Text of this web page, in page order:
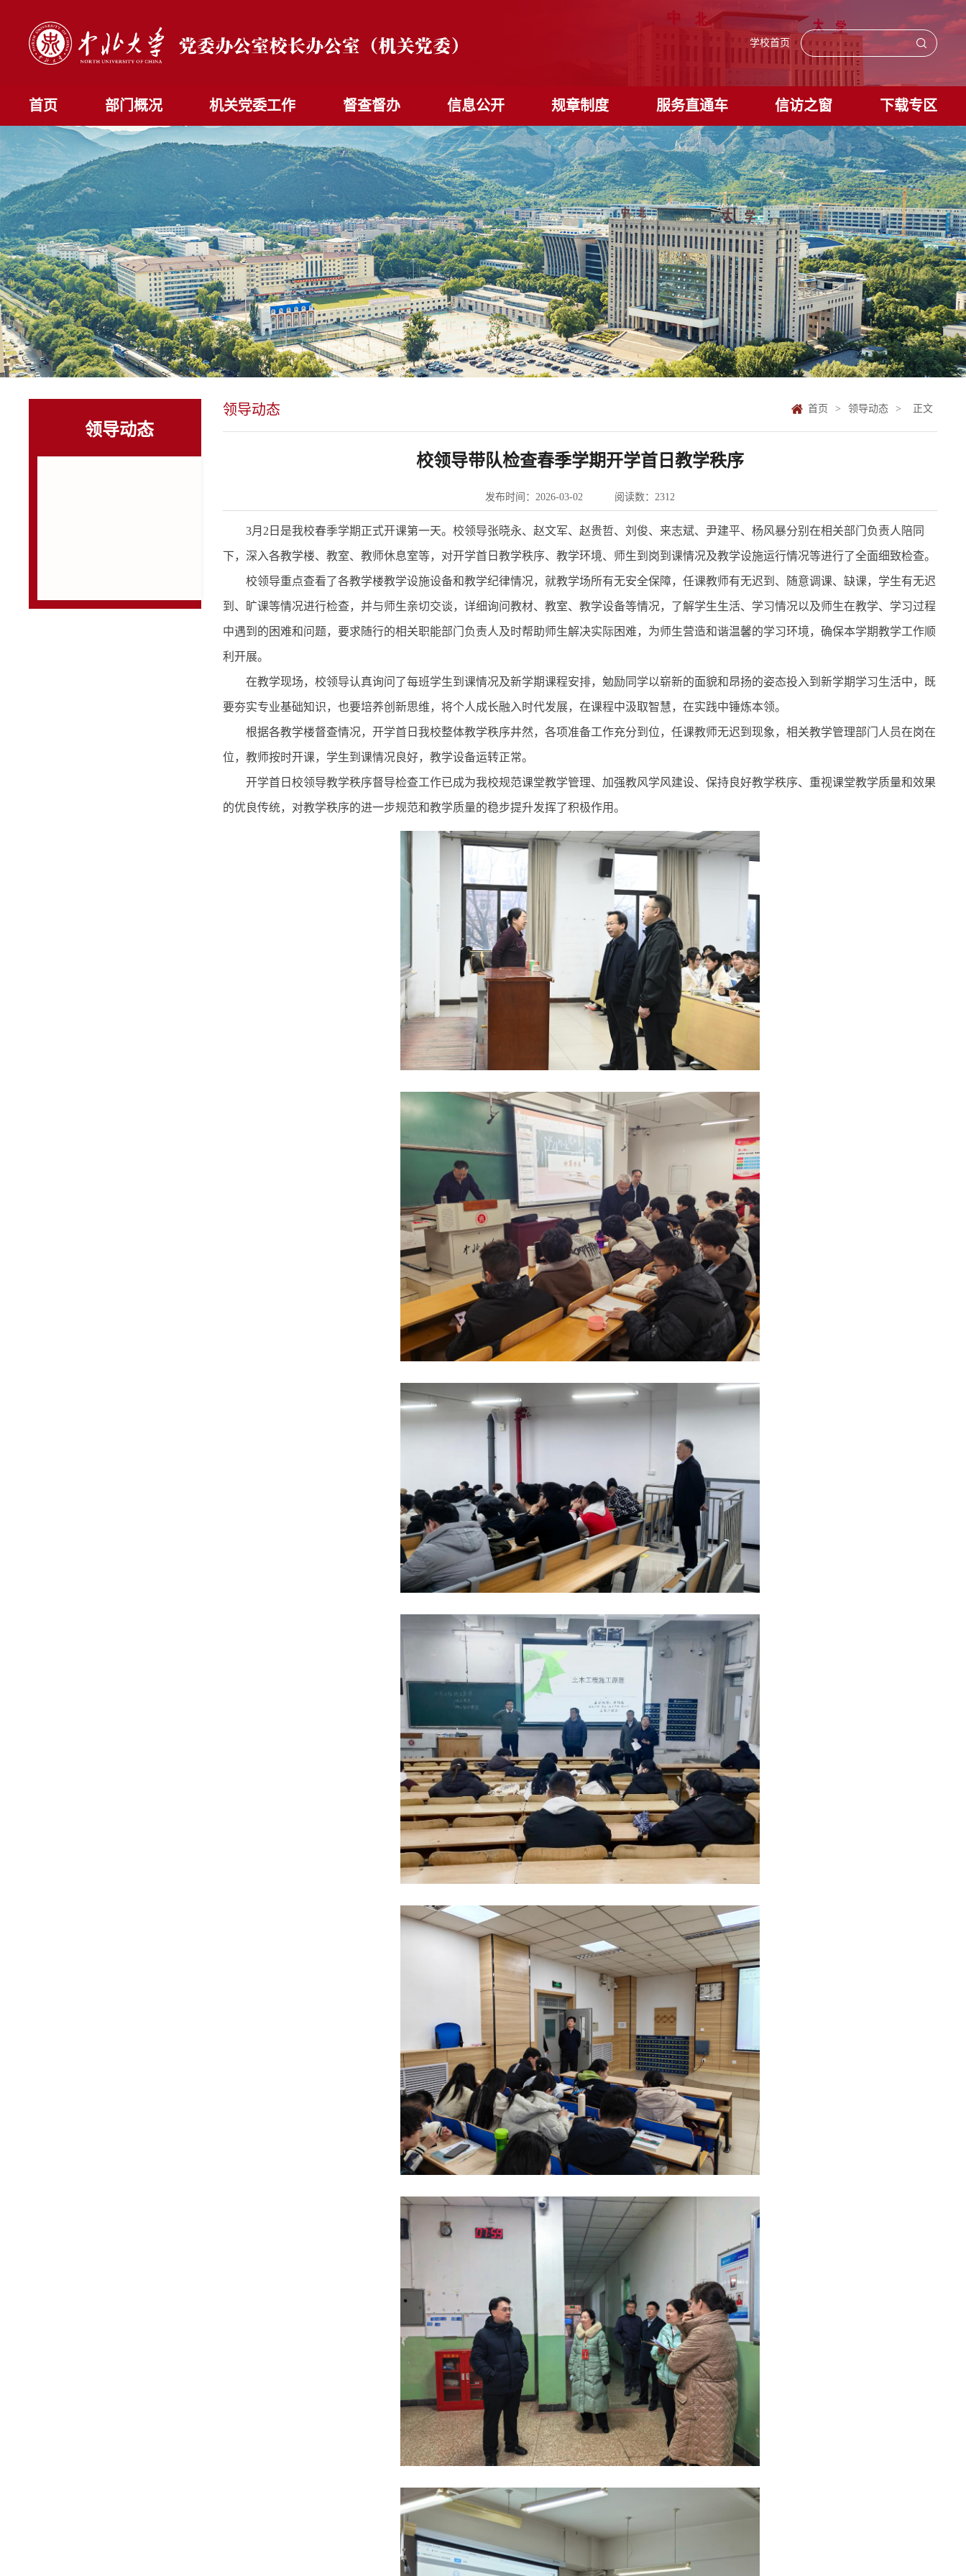
学校首页
首页 部门概况 机关党委工作 督查督办 信息公开 规章制度 服务直通车 信访之窗 下载专区
领导动态
领导动态 首页 > 领导动态 > 正文
校领导带队检查春季学期开学首日教学秩序
发布时间：2026-03-02 阅读数： 2312
3月2日是我校春季学期正式开课第一天。校领导张晓永、赵文军、赵贵哲、刘俊、来志斌、尹建平、杨风暴分别在相关部门负责人陪同
下，深入各教学楼、教室、教师休息室等，对开学首日教学秩序、教学环境、师生到岗到课情况及教学设施运行情况等进行了全面细致检查。
校领导重点查看了各教学楼教学设施设备和教学纪律情况，就教学场所有无安全保障，任课教师有无迟到、随意调课、缺课，学生有无迟
到、旷课等情况进行检查，并与师生亲切交谈，详细询问教材、教室、教学设备等情况，了解学生生活、学习情况以及师生在教学、学习过程
中遇到的困难和问题，要求随行的相关职能部门负责人及时帮助师生解决实际困难，为师生营造和谐温馨的学习环境，确保本学期教学工作顺
利开展。
在教学现场，校领导认真询问了每班学生到课情况及新学期课程安排，勉励同学以崭新的面貌和昂扬的姿态投入到新学期学习生活中，既
要夯实专业基础知识，也要培养创新思维，将个人成长融入时代发展，在课程中汲取智慧，在实践中锤炼本领。
根据各教学楼督查情况，开学首日我校整体教学秩序井然，各项准备工作充分到位，任课教师无迟到现象，相关教学管理部门人员在岗在
位，教师按时开课，学生到课情况良好，教学设备运转正常。
开学首日校领导教学秩序督导检查工作已成为我校规范课堂教学管理、加强教风学风建设、保持良好教学秩序、重视课堂教学质量和效果
的优良传统，对教学秩序的进一步规范和教学质量的稳步提升发挥了积极作用。